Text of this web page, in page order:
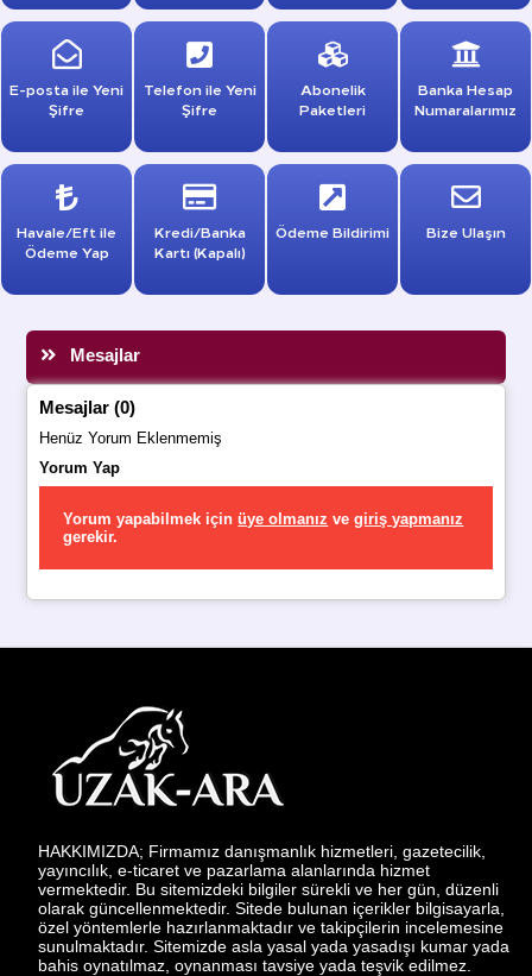
E-posta ile Yeni
Şifre
Telefon ile Yeni
Şifre
Abonelik
Paketleri
Banka Hesap
Numaralarımız
Havale/Eft ile
Ödeme Yap
Kredi/Banka
Kartı (Kapalı)
Ödeme Bildirimi Bize Ulaşın
Mesajlar
Mesajlar (0)
Henüz Yorum Eklenmemiş
Yorum Yap
Yorum yapabilmek içinüye olmanız vegiriş yapmanız
gerekir.
HAKKIMIZDA; Firmamız danışmanlık hizmetleri, gazetecilik,
yayıncılık, e-ticaret ve pazarlama alanlarında hizmet
vermektedir. Bu sitemizdeki bilgiler sürekli ve her gün, düzenli
olarak güncellenmektedir. Sitede bulunan içerikler bilgisayarla,
özel yöntemlerle hazırlanmaktadır ve takipçilerin incelemesine
sunulmaktadır. Sitemizde asla yasal yada yasadışı kumar yada
bahis oynatılmaz, oynanması tavsiye yada teşvik edilmez.